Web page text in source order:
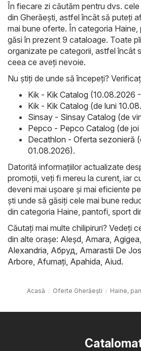
În fiecare zi căutăm pentru dvs.
din Gherăeşti, astfel încât să puteți
mai bune oferte. În categoria
găsi în prezent 9 cataloage. Toate
organizate pe categorii, astfel încât
ceea ce aveți nevoie.
Nu știți de unde să începeți?
Kik - Kik Catalog (10.08.2026
Kik - Kik Catalog (de luni
Sinsay - Sinsay Catalog (de
Pepco - Pepco Catalog (de
Decathlon - Oferta sezonieră
01.08.2026).
Datorită informațiilor actualizate
promoții, veți fi mereu la curent, iar
deveni mai ușoare și mai eficiente
ști unde să găsiți cele mai bune
din categoria Haine, pantofi, sport
Căutați mai multe chilipiruri? Vedeți
din alte orașe: Aleşd Amara Agigea
Alexandria Абруд Amarastii De Jos
Arbore Afumaţi Apahida Aiud.
Acasă Oferte Gherăeşti Haine,